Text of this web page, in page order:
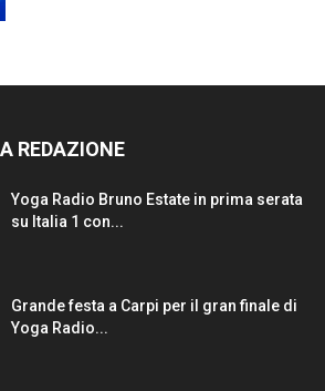
REDAZIONE
Yoga Radio Bruno Estate in prima serata
su Italia 1 con...
Grande festa a Carpi per il gran finale di
Yoga Radio...